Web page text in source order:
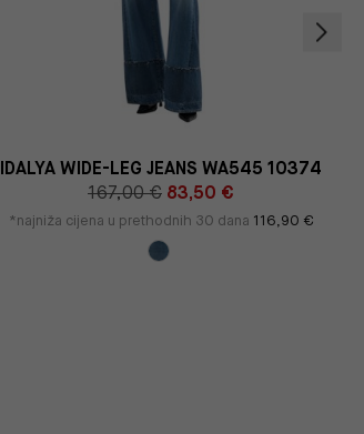
IDALYA WIDE-LEG JEANS WA545 10374
167,00 € 83,50 €
*najniža cijena u prethodnih 30 dana 116,90 €